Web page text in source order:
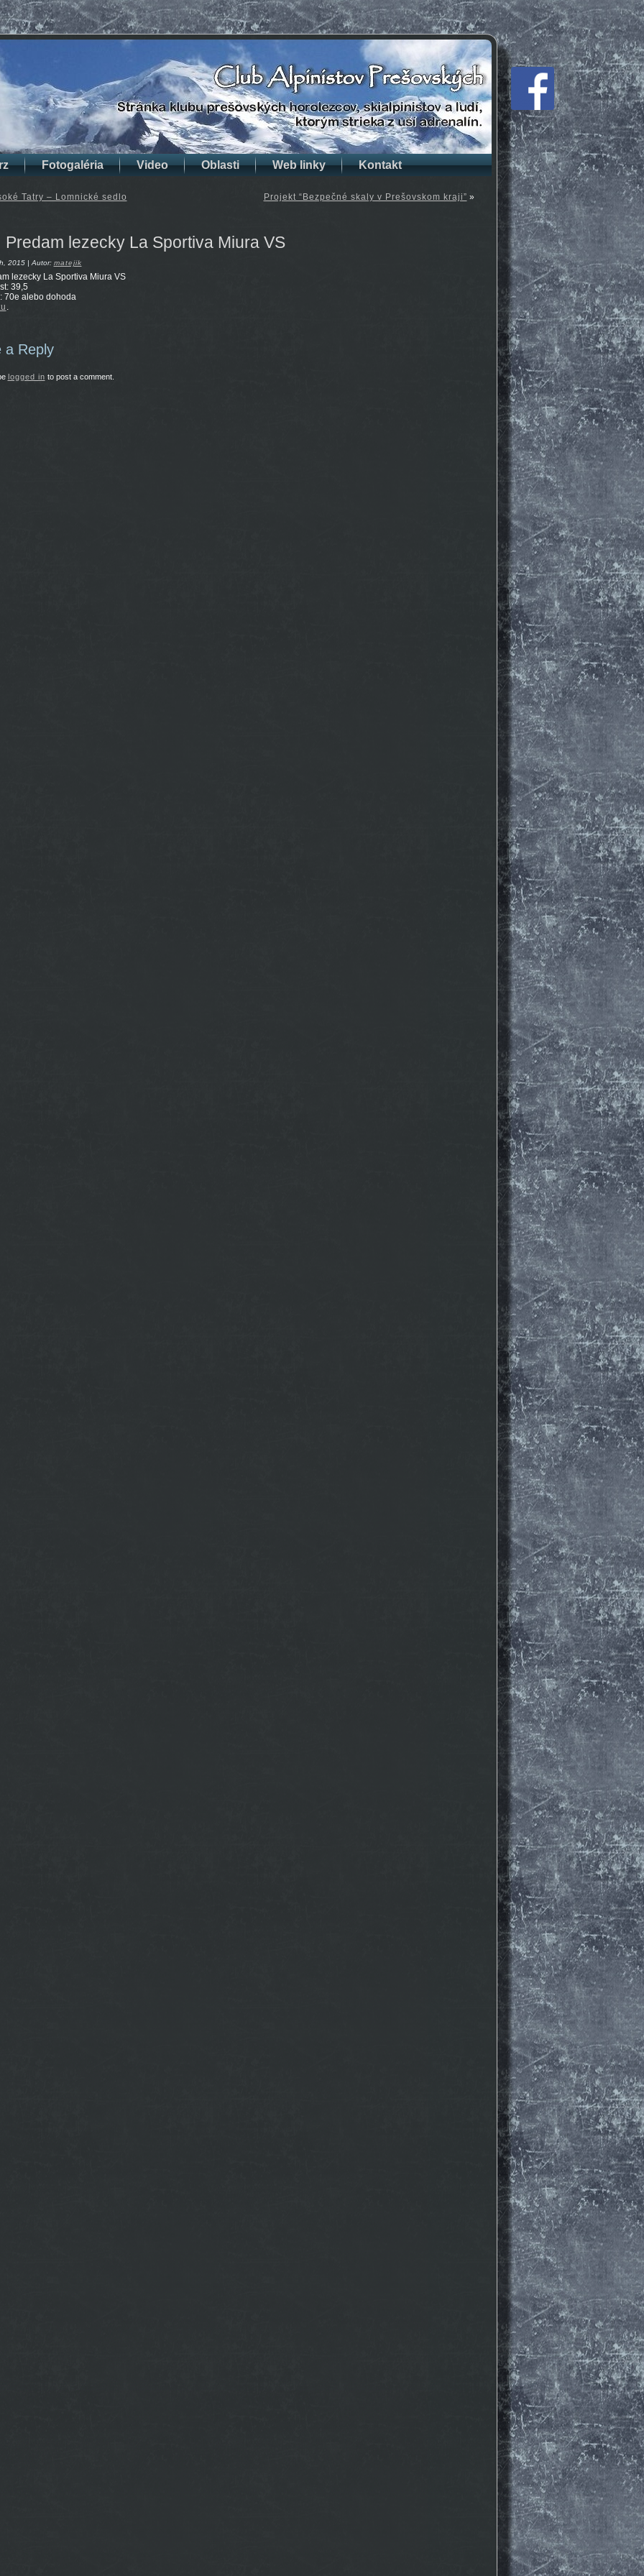
Fotogaléria Video Oblasti Web linky Kontakt
Tatry – Lomnické sedlo Projekt “Bezpečné skaly v Prešovskom kraji” »
Predam lezecky La Sportiva Miura VS
2015 | Autor: matejik
lezecky La Sportiva Miura VS
39,5
70e alebo dohoda
.
a Reply
logged in to post a comment.